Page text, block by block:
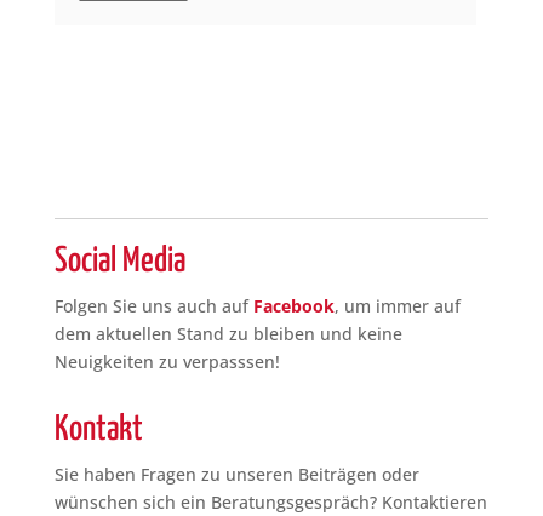
Social Media
Folgen Sie uns auch auf Facebook, um immer auf
dem aktuellen Stand zu bleiben und keine
Neuigkeiten zu verpasssen!
Kontakt
Sie haben Fragen zu unseren Beiträgen oder
wünschen sich ein Beratungsgespräch? Kontaktieren